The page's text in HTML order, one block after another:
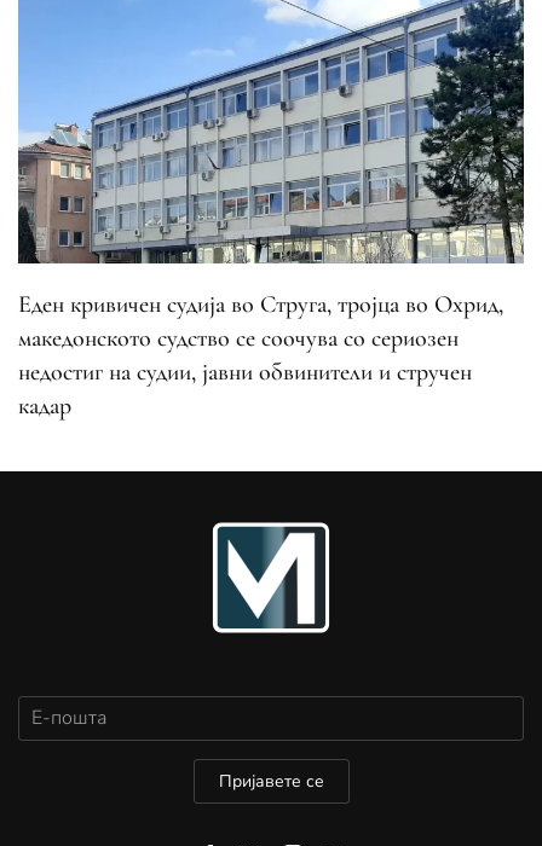
Еден кривичен судија во Струга, тројца во Охрид,
македонското судство се соочува со сериозен
недостиг на судии, јавни обвинители и стручен
кадар
Пријавете се